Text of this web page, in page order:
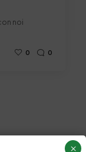
noi
0 0
×